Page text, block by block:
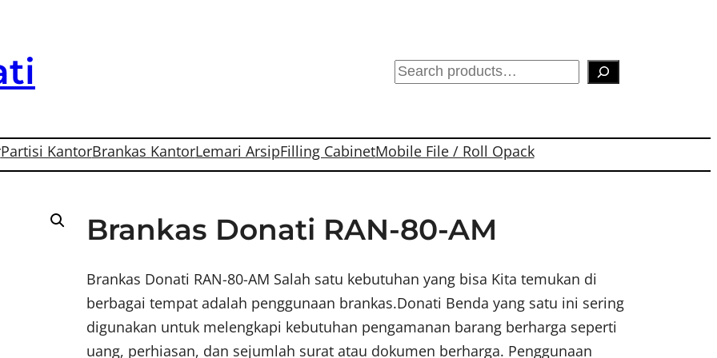
S
r
c
Partisi KantorBrankas KantorLemari ArsipFilling CabinetMobile File / Roll Opack
Brankas Donati RAN-80-AM
Brankas Donati RAN-80-AM Salah satu kebutuhan yang bisa Kita temukan di
berbagai tempat adalah penggunaan brankas.Donati Benda yang satu ini sering
digunakan untuk melengkapi kebutuhan pengamanan barang berharga seperti
uang, perhiasan, dan sejumlah surat atau dokumen berharga. Penggunaan